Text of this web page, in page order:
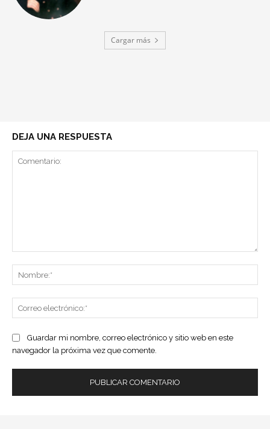
Cargar más
DEJA UNA RESPUESTA
Guardar mi nombre, correo electrónico y sitio web en este
navegador la próxima vez que comente.